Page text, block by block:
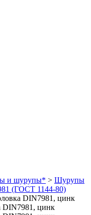
и шурупы* > Шурупы
(ГОСТ 1144-80)
DIN7981, цинк